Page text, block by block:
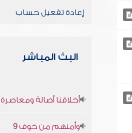
إعادة تفعيل حساب
البث المباشر
أخلاقنا أصالة ومعاصرة
وأمنهم من خوف 9